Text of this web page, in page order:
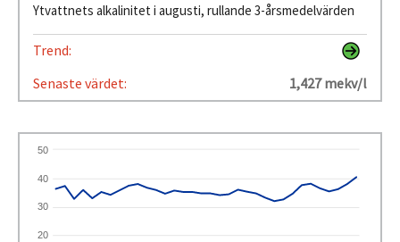
Ytvattnets alkalinitet i augusti, rullande 3-årsmedelvärden
Trend:
Senaste värdet:
1,427 mekv/l
20
30
40
50